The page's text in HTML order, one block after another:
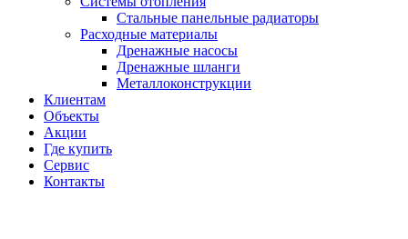
Стальные панельные радиаторы
Расходные материалы
Дренажные насосы
Дренажные шланги
Металлоконструкции
Клиентам
Объекты
Акции
Где купить
Сервис
Контакты